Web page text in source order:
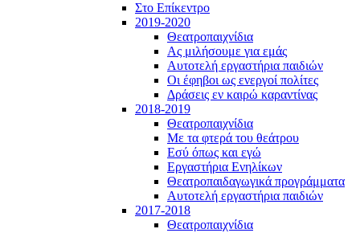
Στο Επίκεντρο
2019-2020
Θεατροπαιχνίδια
Ας μιλήσουμε για εμάς
Αυτοτελή εργαστήρια παιδιών
Οι έφηβοι ως ενεργοί πολίτες
Δράσεις εν καιρώ καραντίνας
2018-2019
Θεατροπαιχνίδια
Με τα φτερά του θεάτρου
Εσύ όπως και εγώ
Εργαστήρια Ενηλίκων
Θεατροπαιδαγωγικά προγράμματα
Αυτοτελή εργαστήρια παιδιών
2017-2018
Θεατροπαιχνίδια